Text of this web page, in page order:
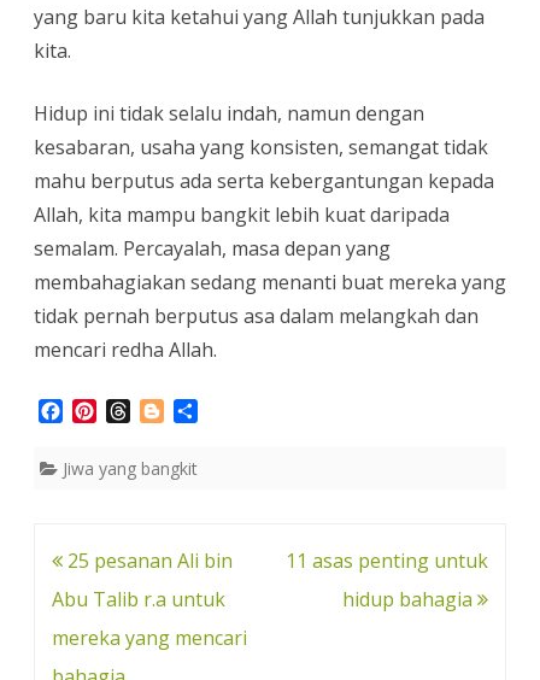
yang baru kita ketahui yang Allah tunjukkan pada
kita.
Hidup ini tidak selalu indah, namun dengan
kesabaran, usaha yang konsisten, semangat tidak
mahu berputus ada serta kebergantungan kepada
Allah, kita mampu bangkit lebih kuat daripada
semalam. Percayalah, masa depan yang
membahagiakan sedang menanti buat mereka yang
tidak pernah berputus asa dalam melangkah dan
mencari redha Allah.
c
e
o
P
n
t
e
s
t
T
r
e
s
B
o
g
r
Jiwa yang bangkit
Post
navigation
25 pesanan Ali bin
Abu Talib r.a untuk
mereka yang mencari
11 asas penting untuk
hidup bahagia